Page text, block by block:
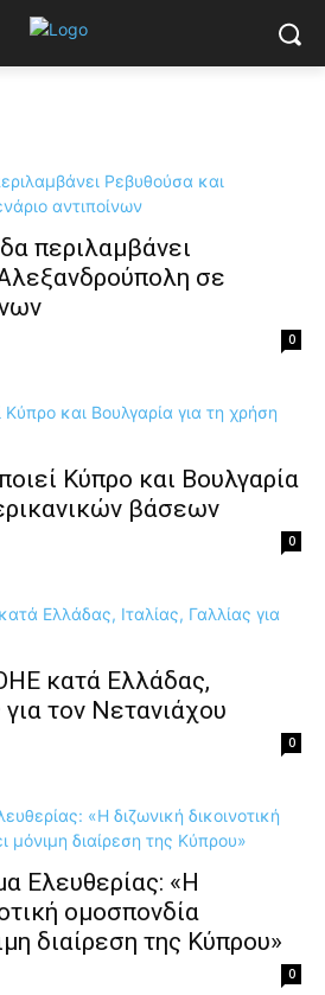
περιλαμβάνει
σε
0
Κύπρο και Βουλγαρία
βάσεων
0
κατά Ελλάδας,
για τον Νετανιάχου
0
Ελευθερίας: «Η
ομοσπονδία
διαίρεση της Κύπρου»
0